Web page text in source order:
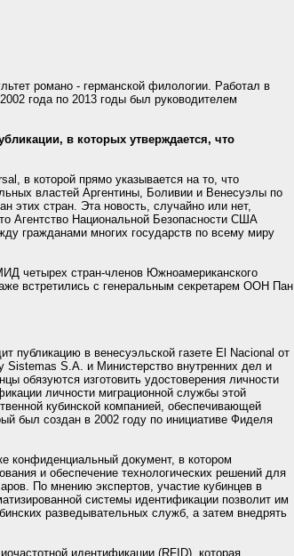
романо - германской филологии. Работал в
года по 2013 годы был руководителем
в которых утверждается, что
в которой прямо указывается на то, что
властей Аргентины, Боливии и Венесуэлы по
этих стран. Эта новость, случайно или нет,
Агентство Национальной Безопасности США
гражданами многих государств по всему миру
четырех стран-членов Южноамериканского
встретились с генеральным секретарем ООН Пан
публикацию в венесуэльской газете El Nacional от
Sistemas S.A. и Министерство внутренних дел и
обязуются изготовить удостоверения личности
личности миграционной службы этой
кубинской компанией, обеспечивающей
был создан в 2002 году по инициативе Фиделя
конфиденциальный документ, в котором
и обеспечение технологических решений для
По мнению экспертов, участие кубинцев в
системы идентификации позволит им
разведывательных служб, а затем внедрять
идентификации (RFID), которая